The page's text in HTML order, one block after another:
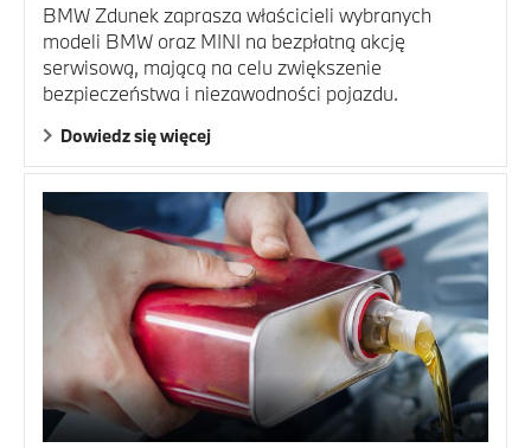
BMW Zdunek zaprasza właścicieli wybranych
modeli BMW oraz MINI na bezpłatną akcję
serwisową, mającą na celu zwiększenie
bezpieczeństwa i niezawodności pojazdu.
Dowiedz się więcej